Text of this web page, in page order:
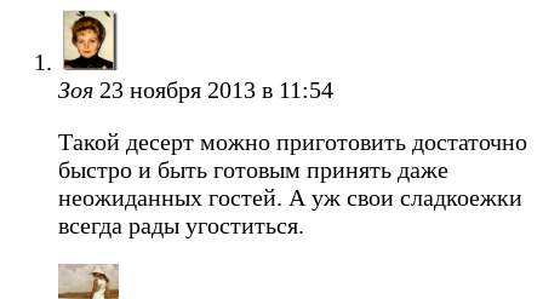
Зоя 23 ноября 2013 в 11:54
Такой десерт можно приготовить достаточно
быстро и быть готовым принять даже
неожиданных гостей. А уж свои сладкоежки
всегда рады угоститься.